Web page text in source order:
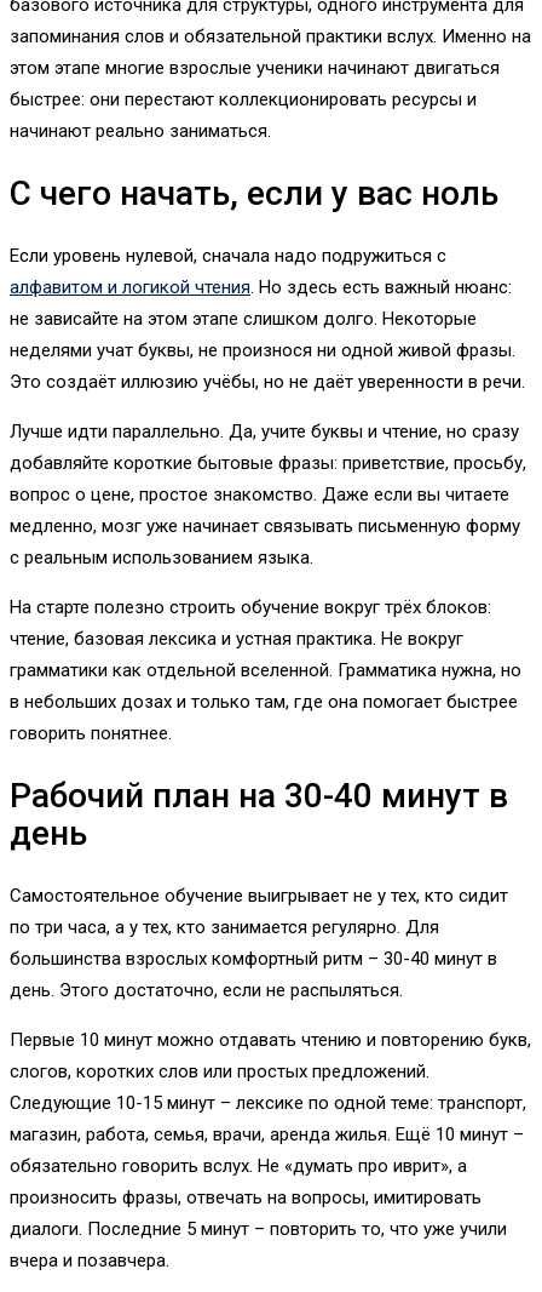
запоминания слов и обязательной практики вслух. Именно на
этом этапе многие взрослые ученики начинают двигаться
быстрее: они перестают коллекционировать ресурсы и
начинают реально заниматься.
С чего начать, если у вас ноль
Если уровень нулевой, сначала надо подружиться с
алфавитом и логикой чтения. Но здесь есть важный нюанс:
не зависайте на этом этапе слишком долго. Некоторые
неделями учат буквы, не произнося ни одной живой фразы.
Это создаёт иллюзию учёбы, но не даёт уверенности в речи.
Лучше идти параллельно. Да, учите буквы и чтение, но сразу
добавляйте короткие бытовые фразы: приветствие, просьбу,
вопрос о цене, простое знакомство. Даже если вы читаете
медленно, мозг уже начинает связывать письменную форму
с реальным использованием языка.
На старте полезно строить обучение вокруг трёх блоков:
чтение, базовая лексика и устная практика. Не вокруг
грамматики как отдельной вселенной. Грамматика нужна, но
в небольших дозах и только там, где она помогает быстрее
говорить понятнее.
Рабочий план на 30-40 минут в
день
Самостоятельное обучение выигрывает не у тех, кто сидит
по три часа, а у тех, кто занимается регулярно. Для
большинства взрослых комфортный ритм – 30-40 минут в
день. Этого достаточно, если не распыляться.
Первые 10 минут можно отдавать чтению и повторению букв,
слогов, коротких слов или простых предложений.
Следующие 10-15 минут – лексике по одной теме: транспорт,
магазин, работа, семья, врачи, аренда жилья. Ещё 10 минут –
обязательно говорить вслух. Не «думать про иврит», а
произносить фразы, отвечать на вопросы, имитировать
диалоги. Последние 5 минут – повторить то, что уже учили
вчера и позавчера.